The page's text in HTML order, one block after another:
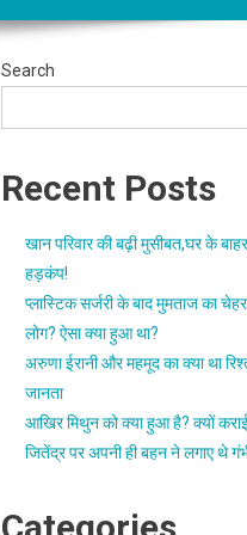
Search
Recent Posts
खान परिवार की बढ़ी मुसीबत,घर के
हड़कंप!
प्लास्टिक सर्जरी के बाद मुमताज का
लोग? ऐसा क्या हुआ था?
अरुणा ईरानी और महमूद का क्या था
जानता
आखिर मिथुन को क्या हुआ है? क्यों कराई
जितेंद्र पर अपनी ही बहन ने लगाए थे